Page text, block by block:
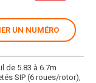
de 5.83 à 6.7m
SIP (6 roues/rotor),
UN NUMÉRO